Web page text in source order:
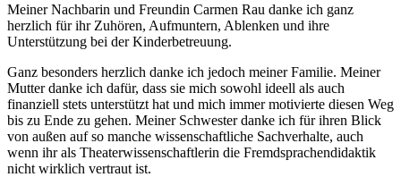
Meiner Nachbarin und Freundin Carmen Rau danke ich ganz
herzlich für ihr Zuhören, Aufmuntern, Ablenken und ihre
Unterstützung bei der Kinderbetreuung.
Ganz besonders herzlich danke ich jedoch meiner Familie. Meiner
Mutter danke ich dafür, dass sie mich sowohl ideell als auch
finanziell stets unterstützt hat und mich immer motivierte diesen Weg
bis zu Ende zu gehen. Meiner Schwester danke ich für ihren Blick
von außen auf so manche wissenschaftliche Sachverhalte, auch
wenn ihr als Theaterwissenschaftlerin die Fremdsprachendidaktik
nicht wirklich vertraut ist.